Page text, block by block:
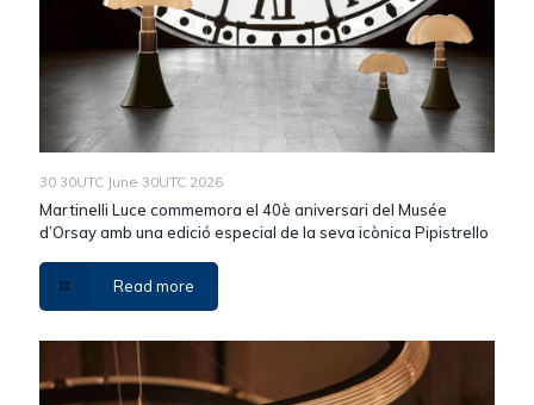
30 30UTC June 30UTC 2026
Martinelli Luce commemora el 40è aniversari del Musée
d’Orsay amb una edició especial de la seva icònica Pipistrello
Read more